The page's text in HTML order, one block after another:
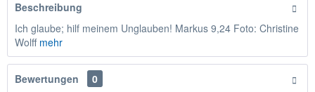
Beschreibung
Ich glaube; hilf meinem Unglauben! Markus 9,24 Foto: Christine
Wolff mehr
Bewertungen
0